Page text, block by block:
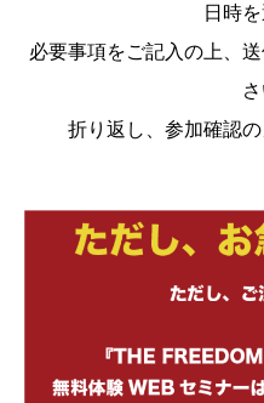
日時を
必要事項をご記入の上、
さ
折り返し、参加確認